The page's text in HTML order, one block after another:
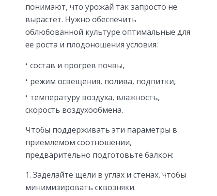
понимают, что урожай так запросто не
вырастет. Нужно обеспечить
облюбованной культуре оптимальные для
ее роста и плодоношения условия:
состав и прогрев почвы,
режим освещения, полива, подпитки,
температуру воздуха, влажность,
скорость воздухообмена.
Чтобы поддерживать эти параметры в
приемлемом соотношении,
предварительно подготовьте балкон:
Заделайте щели в углах и стенах, чтобы
минимизировать сквозняки.